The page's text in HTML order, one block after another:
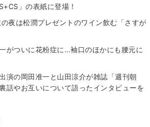
」の表紙に登場！
夜は松潤プレゼントのワイン飲む「さすが
がついに花粉症に…袖口のほかにも腰元に
演の岡田准一と山田涼介が雑誌「週刊朝
話やお互いについて語ったインタビューを